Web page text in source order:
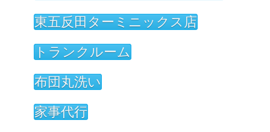
東五反田ターミニックス店
トランクルーム
布団丸洗い
家事代行